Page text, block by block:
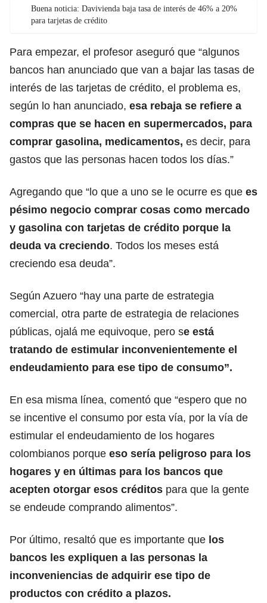
Buena noticia: Davivienda baja tasa de interés de 46% a 20%
para tarjetas de crédito
Para empezar, el profesor aseguró que “algunos
bancos han anunciado que van a bajar las tasas de
interés de las tarjetas de crédito, el problema es,
según lo han anunciado, esa rebaja se refiere a
compras que se hacen en supermercados, para
comprar gasolina, medicamentos, es decir, para
gastos que las personas hacen todos los días.”
Agregando que “lo que a uno se le ocurre es que es
pésimo negocio comprar cosas como mercado
y gasolina con tarjetas de crédito porque la
deuda va creciendo. Todos los meses está
creciendo esa deuda”.
Según Azuero “hay una parte de estrategia
comercial, otra parte de estrategia de relaciones
públicas, ojalá me equivoque, pero se está
tratando de estimular inconvenientemente el
endeudamiento para ese tipo de consumo”.
En esa misma línea, comentó que “espero que no
se incentive el consumo por esta vía, por la vía de
estimular el endeudamiento de los hogares
colombianos porque eso sería peligroso para los
hogares y en últimas para los bancos que
acepten otorgar esos créditos para que la gente
se endeude comprando alimentos”.
Por último, resaltó que es importante que los
bancos les expliquen a las personas la
inconveniencias de adquirir ese tipo de
productos con crédito a plazos.